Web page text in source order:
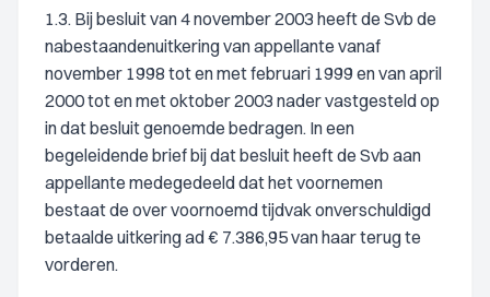
1.3. Bij besluit van 4 november 2003 heeft de Svb de
nabestaandenuitkering van appellante vanaf
november 1998 tot en met februari 1999 en van april
2000 tot en met oktober 2003 nader vastgesteld op
in dat besluit genoemde bedragen. In een
begeleidende brief bij dat besluit heeft de Svb aan
appellante medegedeeld dat het voornemen
bestaat de over voornoemd tijdvak onverschuldigd
betaalde uitkering ad € 7.386,95 van haar terug te
vorderen.